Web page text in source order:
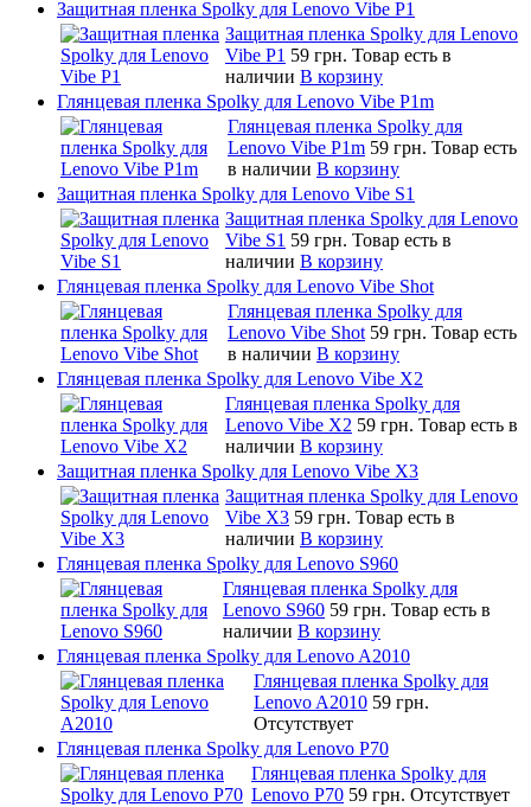
Защитная пленка Spolky для Lenovo Vibe P1
Защитная пленка Spolky для Lenovo
Vibe P1 59 грн. Товар есть в
наличии В корзину
Глянцевая пленка Spolky для Lenovo Vibe P1m
Глянцевая пленка Spolky для
Lenovo Vibe P1m 59 грн. Товар есть
в наличии В корзину
Защитная пленка Spolky для Lenovo Vibe S1
Защитная пленка Spolky для Lenovo
Vibe S1 59 грн. Товар есть в
наличии В корзину
Глянцевая пленка Spolky для Lenovo Vibe Shot
Глянцевая пленка Spolky для
Lenovo Vibe Shot 59 грн. Товар есть
в наличии В корзину
Глянцевая пленка Spolky для Lenovo Vibe X2
Глянцевая пленка Spolky для
Lenovo Vibe X2 59 грн. Товар есть в
наличии В корзину
Защитная пленка Spolky для Lenovo Vibe X3
Защитная пленка Spolky для Lenovo
Vibe X3 59 грн. Товар есть в
наличии В корзину
Глянцевая пленка Spolky для Lenovo S960
Глянцевая пленка Spolky для
Lenovo S960 59 грн. Товар есть в
наличии В корзину
Глянцевая пленка Spolky для Lenovo A2010
Глянцевая пленка Spolky для
Lenovo A2010 59 грн.
Отсутствует
Глянцевая пленка Spolky для Lenovo P70
Глянцевая пленка Spolky для
Lenovo P70 59 грн. Отсутствует